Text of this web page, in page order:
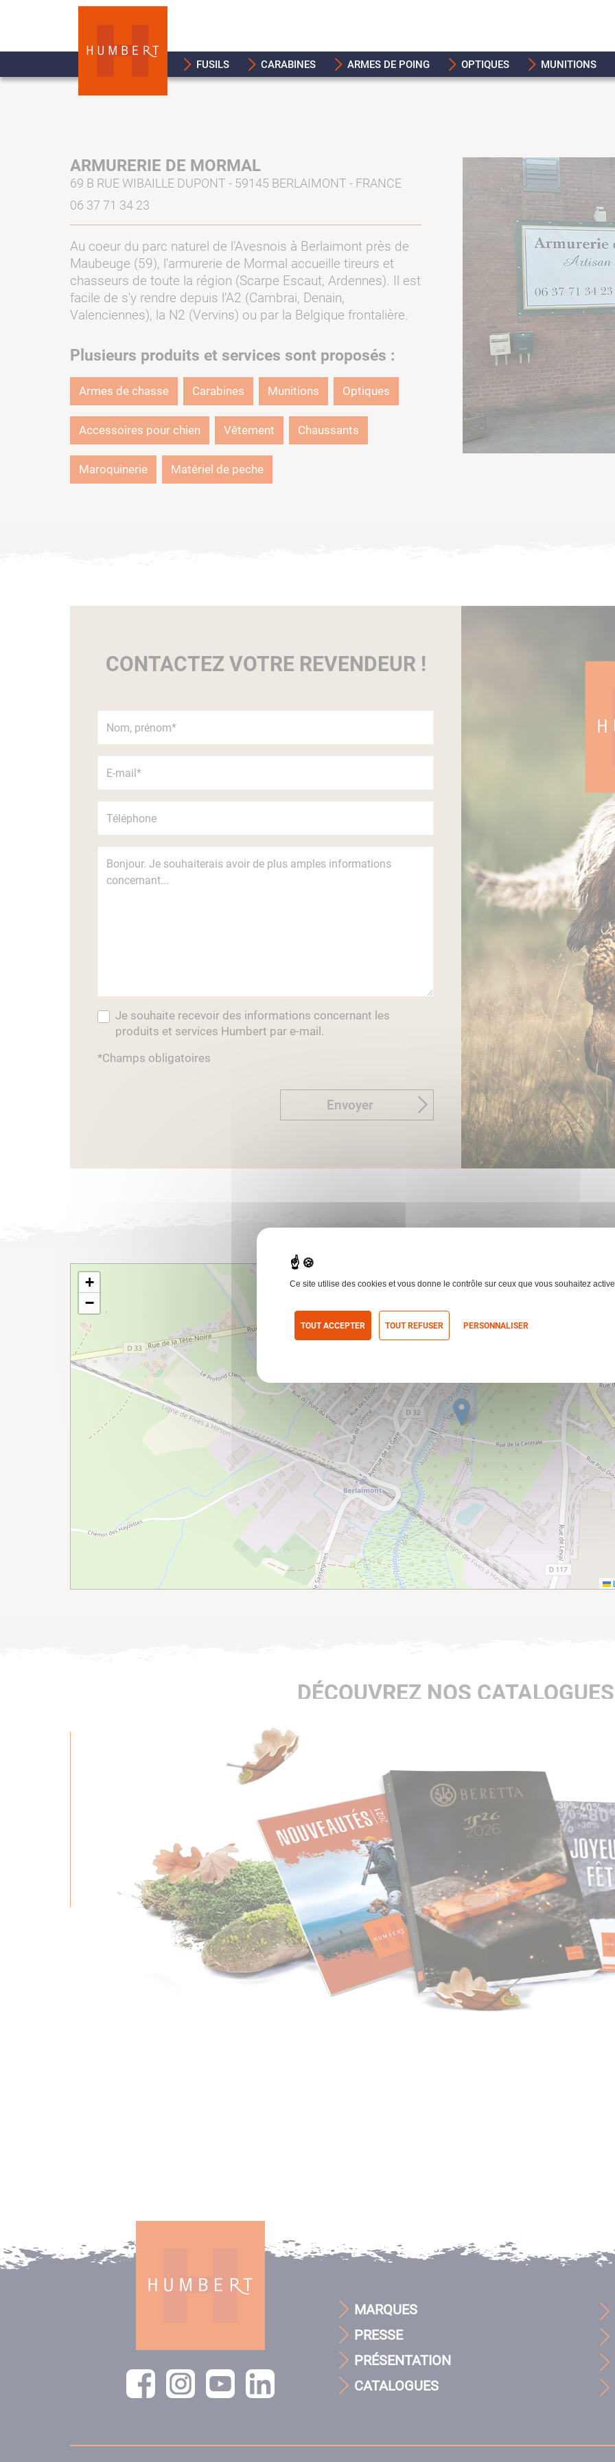
FUSILS CARABINES ARMES DE POING OPTIQUES MUNITIONS
ARMURERIE DE MORMAL
69 B RUE WIBAILLE DUPONT - 59145 BERLAIMONT - FRANCE
06 37 71 34 23
Au coeur du parc naturel de l'Avesnois à Berlaimont près de
Maubeuge (59), l'armurerie de Mormal accueille tireurs et
chasseurs de toute la région (Scarpe Escaut, Ardennes). Il est
facile de s'y rendre depuis l'A2 (Cambrai, Denain,
Valenciennes), la N2 (Vervins) ou par la Belgique frontalière.
Plusieurs produits et services sont proposés :
Armes de chasse Carabines Munitions Optiques
Accessoires pour chien Vêtement Chaussants
Maroquinerie Matériel de peche
CONTACTEZ VOTRE REVENDEUR !
Je souhaite recevoir des informations concernant les
produits et services Humbert par e-mail.
*Champs obligatoires
Envoyer
+
−
DÉCOUVREZ NOS
MARQUES
PRESSE
PRÉSENTATION
CATALOGUES
Ce site utilise des cookies et vous donne le contrôle sur ceux que vous souhaitez
TOUT ACCEPTER TOUT REFUSER PERSONNALISER